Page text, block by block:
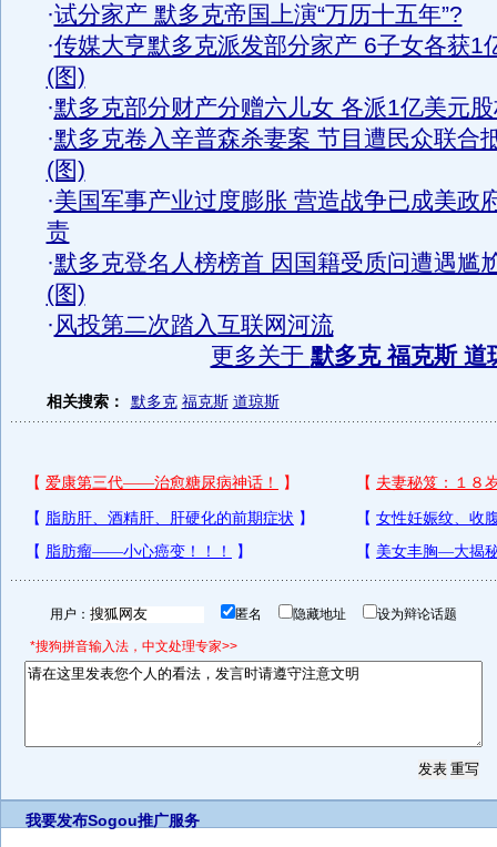
·试分家产 默多克帝国上演“万历十五年”?
·传媒大亨默多克派发部分家产 6子女各获1
(图)
·默多克部分财产分赠六儿女 各派1亿美元
·默多克卷入辛普森杀妻案 节目遭民众联合
(图)
·美国军事产业过度膨胀 营造战争已成美政
责
·默多克登名人榜榜首 因国籍受质问遭遇尴
(图)
·风投第二次踏入互联网河流
更多关于 默多克 福克斯 道
相关搜索： 默多克 福克斯 道琼斯
用户： 匿名 隐藏地址 设为辩论话题
*搜狗拼音输入法，中文处理专家>>
我要发布Sogou推广服务